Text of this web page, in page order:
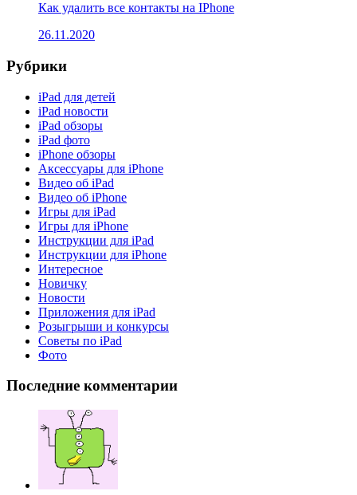
Как удалить все контакты на IPhone
26.11.2020
Рубрики
iPad для детей
iPad новости
iPad обзоры
iPad фото
iPhone обзоры
Аксессуары для iPhone
Видео об iPad
Видео об iPhone
Игры для iPad
Игры для iPhone
Инструкции для iPad
Инструкции для iPhone
Интересное
Новичку
Новости
Приложения для iPad
Розыгрыши и конкурсы
Советы по iPad
Фото
Последние комментарии